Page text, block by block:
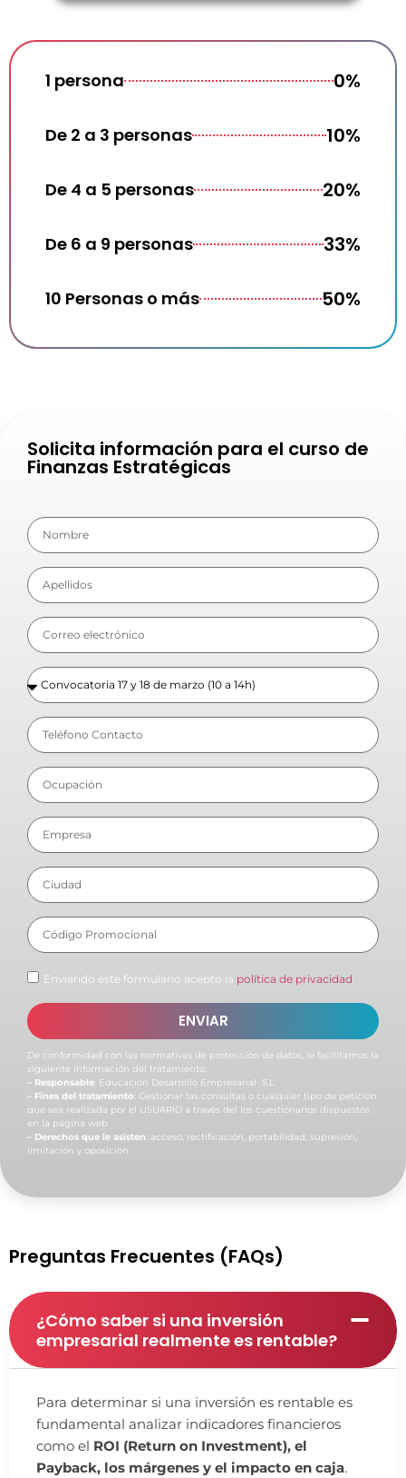
1 persona 0%
De 2 a 3 personas 10%
De 4 a 5 personas 20%
De 6 a 9 personas 33%
10 Personas o más 50%
Solicita información para el curso de
Finanzas Estratégicas
Enviando este formulario acepto la política de privacidad
ENVIAR
De conformidad con las normativas de protección de datos, le facilitamos la
siguiente información del tratamiento:
– Responsable: Educación Desarrollo Empresarial S.L
– Fines del tratamiento: Gestionar las consultas o cualquier tipo de petición
que sea realizada por el USUARIO a través del los cuestionarios dispuestos
en la página web
– Derechos que le asisten: acceso, rectificación, portabilidad, supresión,
limitación y oposición
Preguntas Frecuentes (FAQs)
¿Cómo saber si una inversión
empresarial realmente es rentable?
Para determinar si una inversión es rentable es
fundamental analizar indicadores financieros
como el ROI (Return on Investment), el
Payback, los márgenes y el impacto en caja.